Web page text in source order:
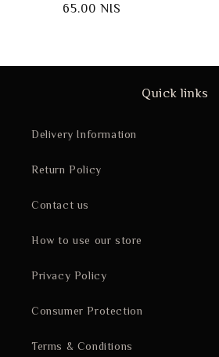
Regular
65.00 NIS
Quick links
Delivery Information
Return Policy
Contact us
How to use our store
Privacy Policy
Consumer Protection
Terms & Conditions